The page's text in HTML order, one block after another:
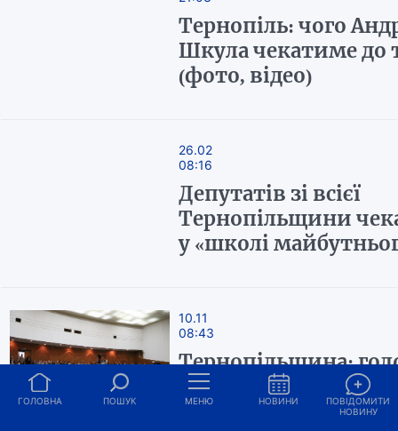
Тернопіль: чого
Шкула чекатиме до
(фото, відео)
26.02
08:16
Депутатів зі всієї
Тернопільщини
у «школі
10.11
08:43
Тернопільщина:
борець із корупцією
обласній раді…
ГОЛОВНА ПОШУК МЕНЮ НОВИНИ
ПОВІДОМИТИ
НОВИНУ